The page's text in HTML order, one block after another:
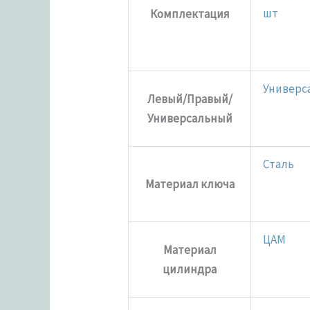
Комплектация
шт
Левый/Правый/
Универсальный
Материал ключа
Сталь
Материал
цилиндра
ЦАМ